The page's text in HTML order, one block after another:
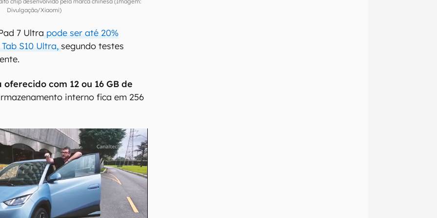
Divulgação/Xiaomi)
7 Ultra pode ser até 20%
S10 Ultra, segundo testes
com 12 ou 16 GB de
interno fica em 256